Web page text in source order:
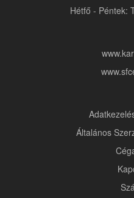
Hétfő - Péntek:
Általános